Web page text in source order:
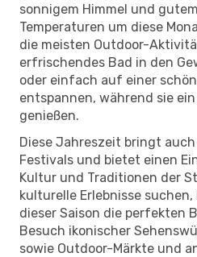
sonnigem Himmel und
Temperaturen um diese
die meisten Outdoor-
erfrischendes Bad in den
oder einfach auf einer
entspannen, während sie
genießen.
Diese Jahreszeit bringt
Festivals und bietet einen
Kultur und Traditionen der
kulturelle Erlebnisse
dieser Saison die perfekten
Besuch ikonischer
sowie Outdoor-Märkte und